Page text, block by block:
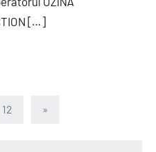
[…]
12
Next
»